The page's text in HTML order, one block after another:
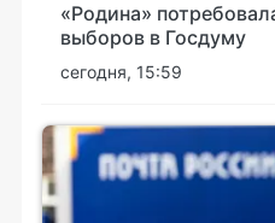
«Родина»
выборов в Госдуму
сегодня, 15:59